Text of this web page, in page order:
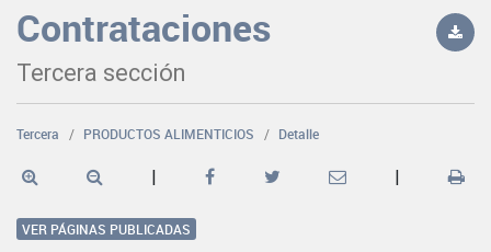
Contrataciones
Tercera sección
Tercera PRODUCTOS ALIMENTICIOS Detalle
| |
VER PÁGINAS PUBLICADAS